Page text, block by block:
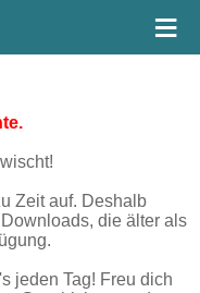
≡
Zeit auf. Deshalb
die älter als
jeden Tag! Freu dich